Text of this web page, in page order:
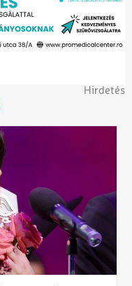
Hirdetés